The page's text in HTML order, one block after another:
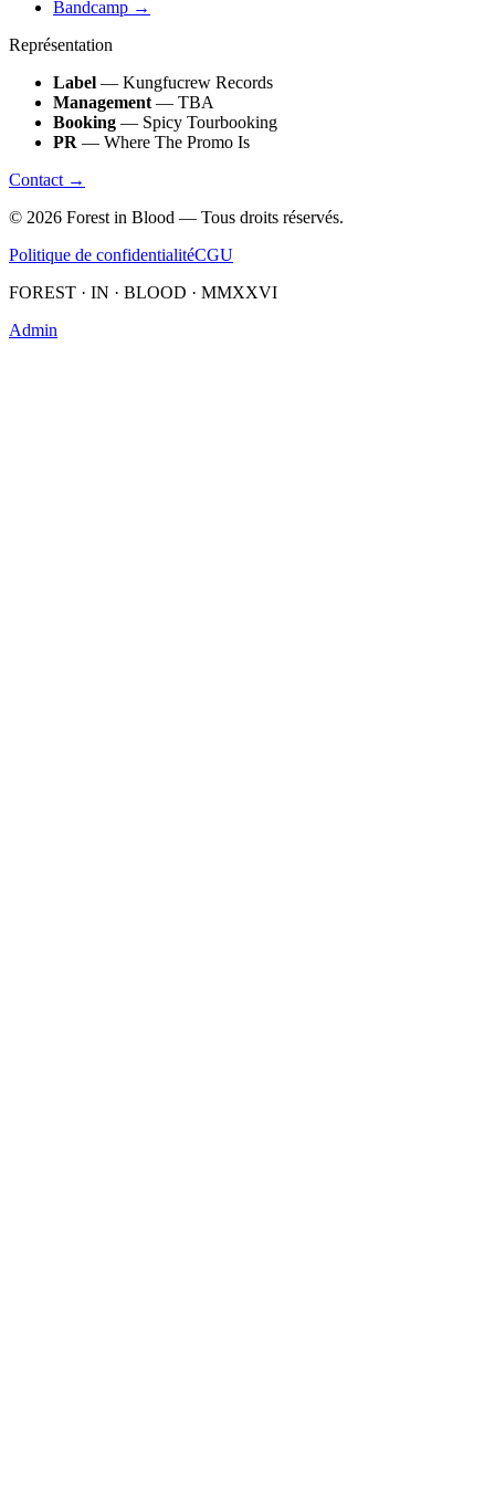
Bandcamp →
Représentation
Label — Kungfucrew Records
Management — TBA
Booking — Spicy Tourbooking
PR — Where The Promo Is
Contact →
© 2026 Forest in Blood — Tous droits réservés.
Politique de confidentialitéCGU
FOREST · IN · BLOOD · MMXXVI
Admin